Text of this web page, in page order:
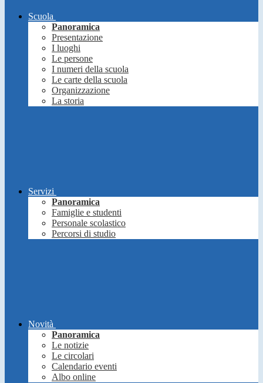
Scuola
Panoramica
Presentazione
I luoghi
Le persone
I numeri della scuola
Le carte della scuola
Organizzazione
La storia
Servizi
Panoramica
Famiglie e studenti
Personale scolastico
Percorsi di studio
Novità
Panoramica
Le notizie
Le circolari
Calendario eventi
Albo online